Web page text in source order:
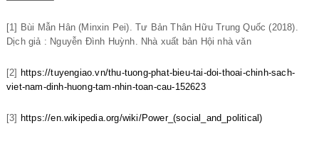
[1] Bùi Mẫn Hân (Minxin Pei). Tư Bản Thân Hữu Trung Quốc (2018).
Dịch giả : Nguyễn Đình Huỳnh. Nhà xuất bản Hội nhà văn
[2] https://tuyengiao.vn/thu-tuong-phat-bieu-tai-doi-thoai-chinh-sach-
viet-nam-dinh-huong-tam-nhin-toan-cau-152623
[3] https://en.wikipedia.org/wiki/Power_(social_and_political)